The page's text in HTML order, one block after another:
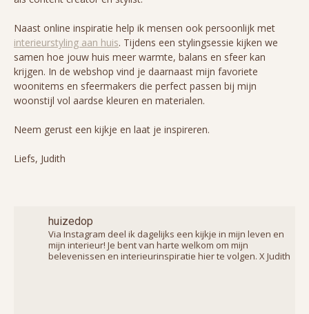
Naast online inspiratie help ik mensen ook persoonlijk met
interieurstyling aan huis. Tijdens een stylingsessie kijken we
samen hoe jouw huis meer warmte, balans en sfeer kan
krijgen. In de webshop vind je daarnaast mijn favoriete
woonitems en sfeermakers die perfect passen bij mijn
woonstijl vol aardse kleuren en materialen.
Neem gerust een kijkje en laat je inspireren.
Liefs, Judith
huizedop
Via Instagram deel ik dagelijks een kijkje in mijn leven en
mijn interieur! Je bent van harte welkom om mijn
belevenissen en interieurinspiratie hier te volgen. X Judith